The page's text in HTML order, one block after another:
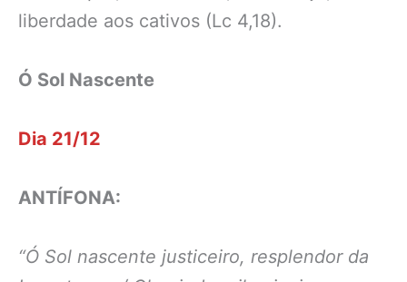
liberdade aos cativos (Lc 4,18).
Ó Sol Nascente
Dia 21/12
ANTÍFONA:
“Ó Sol nascente justiceiro, resplendor da